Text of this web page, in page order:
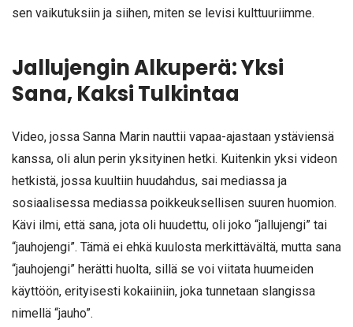
sen vaikutuksiin ja siihen, miten se levisi kulttuuriimme.
Jallujengin Alkuperä: Yksi
Sana, Kaksi Tulkintaa
Video, jossa Sanna Marin nauttii vapaa-ajastaan ystäviensä
kanssa, oli alun perin yksityinen hetki. Kuitenkin yksi videon
hetkistä, jossa kuultiin huudahdus, sai mediassa ja
sosiaalisessa mediassa poikkeuksellisen suuren huomion.
Kävi ilmi, että sana, jota oli huudettu, oli joko “jallujengi” tai
“jauhojengi”. Tämä ei ehkä kuulosta merkittävältä, mutta sana
“jauhojengi” herätti huolta, sillä se voi viitata huumeiden
käyttöön, erityisesti kokaiiniin, joka tunnetaan slangissa
nimellä “jauho”.